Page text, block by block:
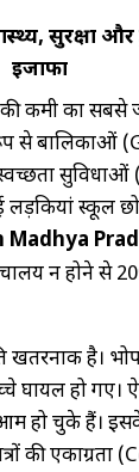
सुरक्षा
इजाफा
कमी का सबसे
रूप से
स्कूल
न होने से
खतरनाक है।
घायल हो गए।
हो चुके हैं।
की